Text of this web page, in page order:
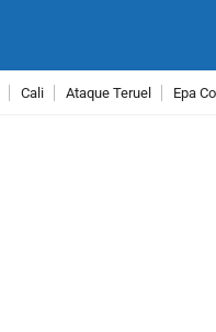
Cali Ataque Teruel Epa